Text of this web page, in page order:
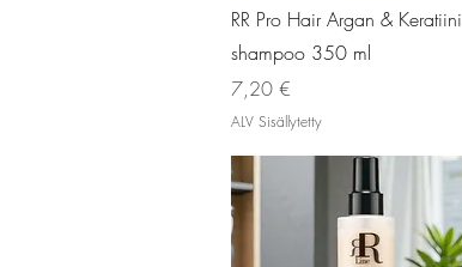
Pikakatselu
RR Pro Hair Argan & Keratiini
shampoo 350 ml
Hinta
7,20 €
ALV Sisällytetty